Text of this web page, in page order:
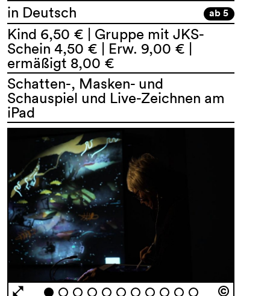
in Deutsch
ab 5
Kind 6,50 € | Gruppe mit JKS-
Schein 4,50 € | Erw. 9,00 € |
ermäßigt 8,00 €
Schatten-, Masken- und
Schauspiel und Live-Zeichnen am
iPad